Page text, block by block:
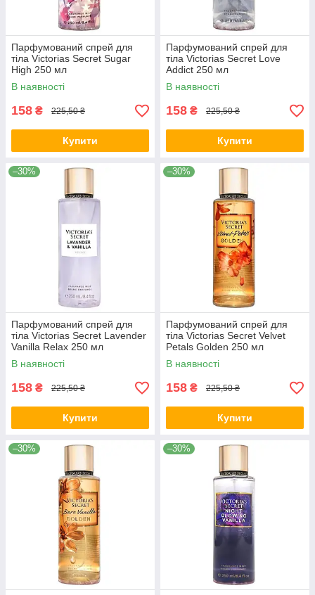
Парфумований спрей для
тіла Victorias Secret Sugar
High 250 мл
В наявності
158 ₴ 225,50 ₴
Купити
Парфумований спрей для
тіла Victorias Secret Love
Addict 250 мл
В наявності
158 ₴ 225,50 ₴
Купити
–30%
Парфумований спрей для
тіла Victorias Secret Lavender
Vanilla Relax 250 мл
В наявності
158 ₴ 225,50 ₴
Купити
–30%
Парфумований спрей для
тіла Victorias Secret Velvet
Petals Golden 250 мл
В наявності
158 ₴ 225,50 ₴
Купити
–30% –30%